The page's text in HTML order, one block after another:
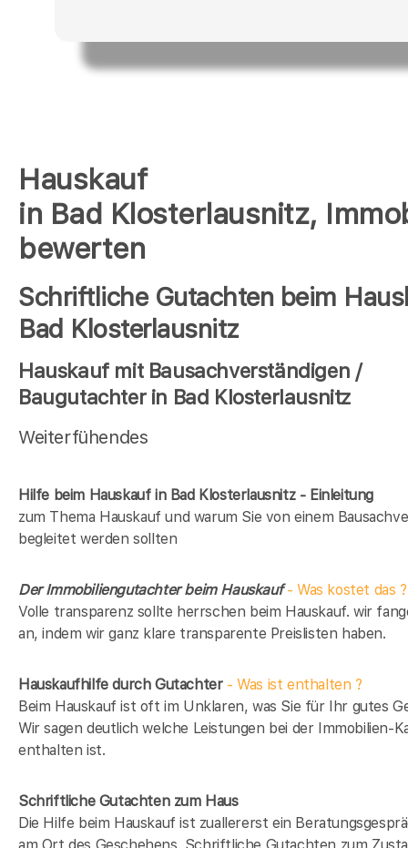
Hauskauf
in Bad Klosterlausnitz,
bewerten
Schriftliche Gutachten beim
Bad Klosterlausnitz
Hauskauf mit Bausachverständigen /
Baugutachter in Bad Klosterlausnitz
Weiterfühendes
Hilfe beim Hauskauf in Bad Klosterlausnitz - Einleitung
zum Thema Hauskauf und warum Sie von einem
begleitet werden sollten
Der Immobiliengutachter beim Hauskauf- Was kostet das ?
Volle transparenz sollte herrschen beim Hauskauf. wir
an, indem wir ganz klare transparente Preislisten haben.
Hauskaufhilfe durch Gutachter- Was ist enthalten ?
Beim Hauskauf ist oft im Unklaren, was Sie für Ihr gutes
Wir sagen deutlich welche Leistungen bei der Immobilien-
enthalten ist.
Schriftliche Gutachten zum Haus
Die Hilfe beim Hauskauf ist zuallererst ein
am Ort des Geschehens. Schriftliche Gutachten zum